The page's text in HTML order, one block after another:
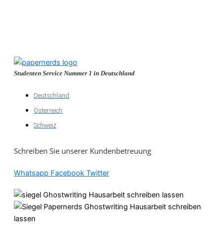
Studenten Service Nummer 1 in Deutschland
Deutschland
Österreich
Schweiz
Schreiben Sie unserer Kundenbetreuung
Whatsapp Facebook Twitter